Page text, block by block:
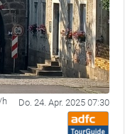
h Do. 24. Apr. 2025 07:30